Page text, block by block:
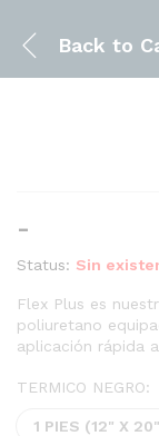
Back to
-
de
precios:
desde
$2.95
hasta
$178.95
Status: Sin
Flex Plus es
poliuretano
aplicación rápida
TERMICO NEGRO:
1 PIES (12" X